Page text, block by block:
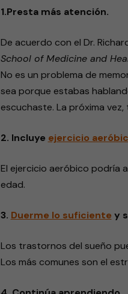
1.Presta más atención.
De acuerdo con el Dr.
School of Medicine and
No es un problema de
sea porque estabas
escuchaste. La próxima
2. Incluye ejercicio
El ejercicio aeróbico podría
edad.
3. Duerme lo suficiente y
Los trastornos del sueño
Los más comunes son el